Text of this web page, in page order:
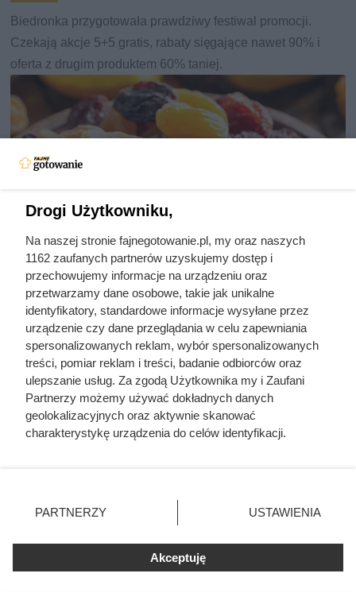
Biedronka przygotowała prawdziwy festiwal promocji.
Czekają akcje 5+5 gratis, rabaty sięgające nawet 90% i
oferta z drugim produktem 60% taniej.
Zjadła 5 suszonych śliwek na
czczo. Zobacz, co zawarty w nich
sorbitol zrobił z jej jelitami
Małe owoce o wielkiej mocy: błonnik, potas, żelazo i
Drogi Użytkowniku,
Na naszej stronie fajnegotowanie.pl, my oraz naszych
1162 zaufanych partnerów uzyskujemy dostęp i
przechowujemy informacje na urządzeniu oraz
przetwarzamy dane osobowe, takie jak unikalne
identyfikatory, standardowe informacje wysyłane przez
urządzenie czy dane przeglądania w celu zapewniania
spersonalizowanych reklam, wybór spersonalizowanych
treści, pomiar reklam i treści, badanie odbiorców oraz
ulepszanie usług. Za zgodą Użytkownika my i Zaufani
Partnerzy możemy używać dokładnych danych
geolokalizacyjnych oraz aktywnie skanować
charakterystykę urządzenia do celów identyfikacji.
zmienić/wycofać klikając przycisk ustawień prywatności
znajdujący się w lewym dolnym rogu strony
rodzaje przetwarzania danych nie wymagają zgody
użytkownika, ale masz prawo sprzeciwić się takiemu
przetwarzaniu. Preferencje będą miały zastosowania tylko
PARTNERZY USTAWIENIA
Akceptuję